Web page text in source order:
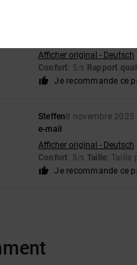
Afficher original - Deutsch
Confort: 5/5 Rapport
Je recommande ce
Steffen8 novembre 2025
e-mail
Afficher original - Deutsch
Confort: 5/5 Taille: Taille
Je recommande ce